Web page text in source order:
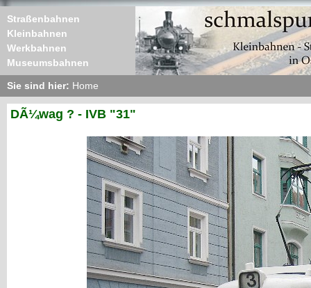
Straßenbahnen
Kleinbahnen
Werkbahnen
Museumsbahnen
Sie sind hier: Home
DÃ¼wag ? - IVB "31"